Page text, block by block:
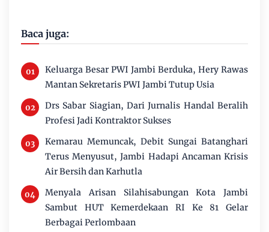
Baca juga:
Keluarga Besar PWI Jambi Berduka, Hery Rawas
Mantan Sekretaris PWI Jambi Tutup Usia
Drs Sabar Siagian, Dari Jurnalis Handal Beralih
Profesi Jadi Kontraktor Sukses
Kemarau Memuncak, Debit Sungai Batanghari
Terus Menyusut, Jambi Hadapi Ancaman Krisis
Air Bersih dan Karhutla
Menyala Arisan Silahisabungan Kota Jambi
Sambut HUT Kemerdekaan RI Ke 81 Gelar
Berbagai Perlombaan